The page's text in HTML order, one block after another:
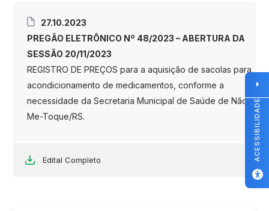
27.10.2023
PREGÃO ELETRÔNICO Nº 48/2023 – ABERTURA DA
SESSÃO 20/11/2023
REGISTRO DE PREÇOS para a aquisição de sacolas para
acondicionamento de medicamentos, conforme a
necessidade da Secretaria Municipal de Saúde de Não-
Me-Toque/RS.
Edital Completo ACESSIBILIDADE